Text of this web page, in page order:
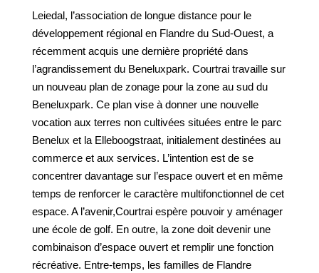
Leiedal, l’association de longue distance pour le
développement régional en Flandre du Sud-Ouest, a
récemment acquis une dernière propriété dans
l’agrandissement du Beneluxpark. Courtrai travaille sur
un nouveau plan de zonage pour la zone au sud du
Beneluxpark. Ce plan vise à donner une nouvelle
vocation aux terres non cultivées situées entre le parc
Benelux et la Elleboogstraat, initialement destinées au
commerce et aux services. L’intention est de se
concentrer davantage sur l’espace ouvert et en même
temps de renforcer le caractère multifonctionnel de cet
espace. A l’avenir,Courtrai espère pouvoir y aménager
une école de golf. En outre, la zone doit devenir une
combinaison d’espace ouvert et remplir une fonction
récréative. Entre-temps, les familles de Flandre